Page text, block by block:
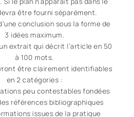
être fourni séparément.
conclusion sous la forme de
3 idées maximum.
extrait qui décrit l’article en 50
à 100 mots.
être clairement identifiables
en 2 catégories :
peu contestables fondées
références bibliographiques
issues de la pratique